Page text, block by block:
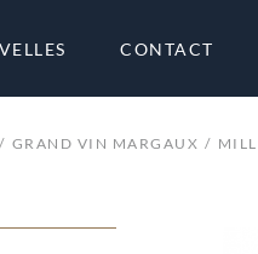
CONTACT
GRAND VIN MARGAUX